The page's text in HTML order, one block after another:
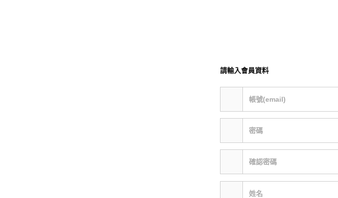
請輸入會員資料
帳號(email)
密碼
確認密碼
姓名